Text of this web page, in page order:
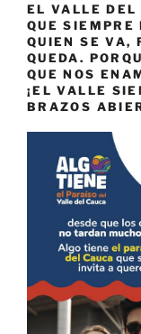
EL VALLE DEL
QUE SIEMPRE
QUIEN SE VA,
QUEDA.
QUE NOS
¡EL VALLE
BRAZOS